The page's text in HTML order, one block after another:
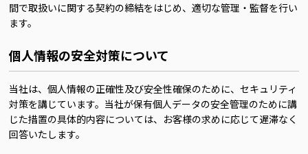
間で取扱いに関する契約の締結をはじめ、適切な管理・監督を行い
ます。
個人情報の安全対策について
当社は、個人情報の正確性及び安全性確保のために、セキュリティ
対策を講じています。当社が保有個人データの安全管理のために講
じた措置の具体的内容については、お客様の求めに応じて遅滞なく
回答いたします。